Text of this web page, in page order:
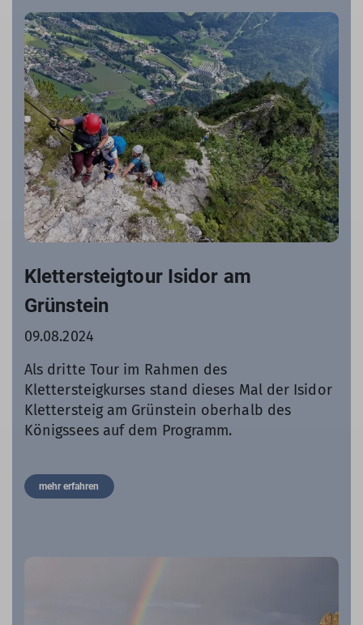
Klettersteigtour Isidor am
Grünstein
09.08.2024
Als dritte Tour im Rahmen des
Klettersteigkurses stand dieses Mal der Isidor
Klettersteig am Grünstein oberhalb des
Königssees auf dem Programm.
mehr erfahren